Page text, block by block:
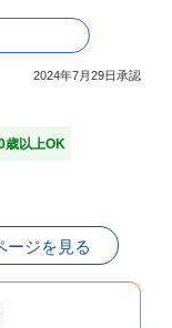
3つの特長
！
入院は日額
します。
2024年7月29日承認
歳以上OK
ージを見る